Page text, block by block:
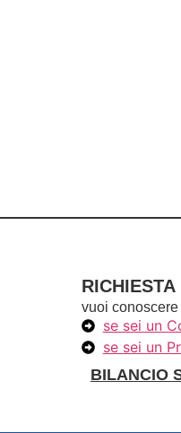
vuoi
se sei un
se sei un
BILANCIO